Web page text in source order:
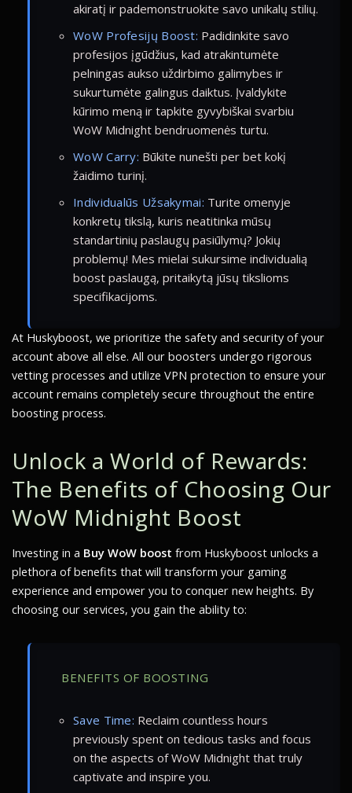
akiratį ir pademonstruokite savo unikalų stilių.
WoW Profesijų Boost: Padidinkite savo
profesijos įgūdžius, kad atrakintumėte
pelningas aukso uždirbimo galimybes ir
sukurtumėte galingus daiktus. Įvaldykite
kūrimo meną ir tapkite gyvybiškai svarbiu
WoW Midnight bendruomenės turtu.
WoW Carry: Būkite nunešti per bet kokį
žaidimo turinį.
Individualūs Užsakymai: Turite omenyje
konkretų tikslą, kuris neatitinka mūsų
standartinių paslaugų pasiūlymų? Jokių
problemų! Mes mielai sukursime individualią
boost paslaugą, pritaikytą jūsų tikslioms
specifikacijoms.
At Huskyboost, we prioritize the safety and security of your
account above all else. All our boosters undergo rigorous
vetting processes and utilize VPN protection to ensure your
account remains completely secure throughout the entire
boosting process.
Unlock a World of Rewards:
The Benefits of Choosing Our
WoW Midnight Boost
Investing in a Buy WoW boost from Huskyboost unlocks a
plethora of benefits that will transform your gaming
experience and empower you to conquer new heights. By
choosing our services, you gain the ability to:
BENEFITS OF BOOSTING
Save Time: Reclaim countless hours
previously spent on tedious tasks and focus
on the aspects of WoW Midnight that truly
captivate and inspire you.